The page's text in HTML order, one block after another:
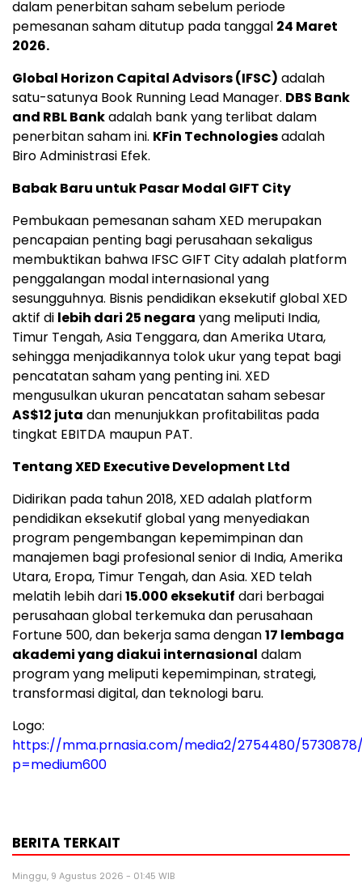
dalam penerbitan saham sebelum periode
pemesanan saham ditutup pada tanggal 24 Maret
2026.
Global Horizon Capital Advisors (IFSC) adalah
satu-satunya Book Running Lead Manager. DBS Bank
and RBL Bankadalah bank yang terlibat dalam
penerbitan saham ini. KFin Technologiesadalah
Biro Administrasi Efek.
Babak Baru untuk Pasar Modal GIFT City
Pembukaan pemesanan saham XED merupakan
pencapaian penting bagi perusahaan sekaligus
membuktikan bahwa IFSC GIFT City adalah platform
penggalangan modal internasional yang
sesungguhnya. Bisnis pendidikan eksekutif global XED
aktif di lebih dari 25 negara yang meliputi India,
Timur Tengah, Asia Tenggara, dan Amerika Utara,
sehingga menjadikannya tolok ukur yang tepat bagi
pencatatan saham yang penting ini. XED
mengusulkan ukuran pencatatan saham sebesar
AS$12 juta dan menunjukkan profitabilitas pada
tingkat EBITDA maupun PAT.
Tentang XED Executive Development Ltd
Didirikan pada tahun 2018, XED adalah platform
pendidikan eksekutif global yang menyediakan
program pengembangan kepemimpinan dan
manajemen bagi profesional senior di India, Amerika
Utara, Eropa, Timur Tengah, dan Asia. XED telah
melatih lebih dari15.000 eksekutif dari berbagai
perusahaan global terkemuka dan perusahaan
Fortune 500, dan bekerja sama dengan17 lembaga
akademi yang diakui internasional dalam
program yang meliputi kepemimpinan, strategi,
transformasi digital, dan teknologi baru.
Logo:
https://mma.prnasia.com/media2/2754480/5730878/
p=medium600
BERITA TERKAIT
Minggu, 9 Agustus 2026 - 01:45 WIB